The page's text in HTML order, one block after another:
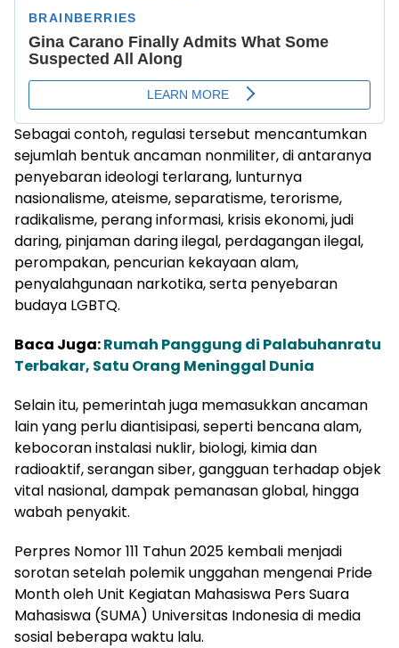
Sebagai contoh, regulasi tersebut mencantumkan
sejumlah bentuk ancaman nonmiliter, di antaranya
penyebaran ideologi terlarang, lunturnya
nasionalisme, ateisme, separatisme, terorisme,
radikalisme, perang informasi, krisis ekonomi, judi
daring, pinjaman daring ilegal, perdagangan ilegal,
perompakan, pencurian kekayaan alam,
penyalahgunaan narkotika, serta penyebaran
budaya LGBTQ.
Baca Juga:Rumah Panggung di Palabuhanratu
Terbakar, Satu Orang Meninggal Dunia
Selain itu, pemerintah juga memasukkan ancaman
lain yang perlu diantisipasi, seperti bencana alam,
kebocoran instalasi nuklir, biologi, kimia dan
radioaktif, serangan siber, gangguan terhadap objek
vital nasional, dampak pemanasan global, hingga
wabah penyakit.
Perpres Nomor 111 Tahun 2025 kembali menjadi
sorotan setelah polemik unggahan mengenai Pride
Month oleh Unit Kegiatan Mahasiswa Pers Suara
Mahasiswa (SUMA) Universitas Indonesia di media
sosial beberapa waktu lalu.